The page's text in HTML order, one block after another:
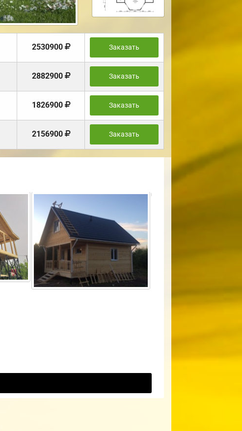
2530900 Заказать
2882900 Заказать
1826900 Заказать
2156900 Заказать